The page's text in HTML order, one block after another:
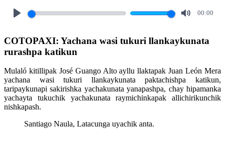
00:00
COTOPAXI: Yachana wasi tukuri llankaykunata
rurashpa katikun
Mulaló kitillipak José Guango Alto ayllu llaktapak Juan León Mera
yachana wasi tukuri llankaykunata paktachishpa katikun,
taripaykunapi sakirishka yachakunata yanapashpa, chay hipamanka
yachayta tukuchik yachakunata raymichinkapak allichirikunchik
nishkapash.
Santiago Naula, Latacunga uyachik anta.